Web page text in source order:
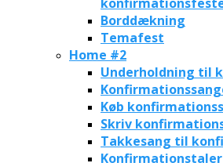
Borddækning
Temafest
Home #2
Underholdning til
Køb
Skriv
Takkesang til
Konfirmationstaler